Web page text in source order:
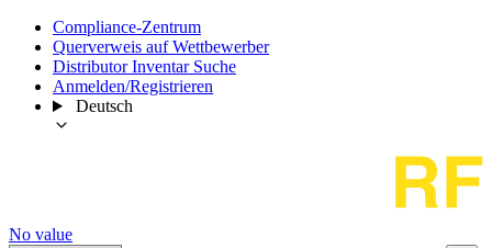
Compliance-Zentrum
Querverweis auf Wettbewerber
Distributor Inventar Suche
Anmelden/Registrieren
Deutsch
No value